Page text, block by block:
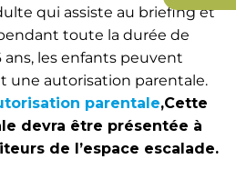
qui assiste au briefing et
toute la durée de
ans, les enfants peuvent
une autorisation parentale.
parentale,Cette
devra être présentée à
de l’espace escalade.